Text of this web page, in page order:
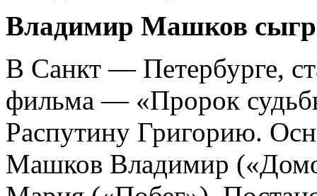
Владимир Машков
В Санкт — Петербурге,
фильма — «Пророк
Распутину Григорию.
Машков Владимир